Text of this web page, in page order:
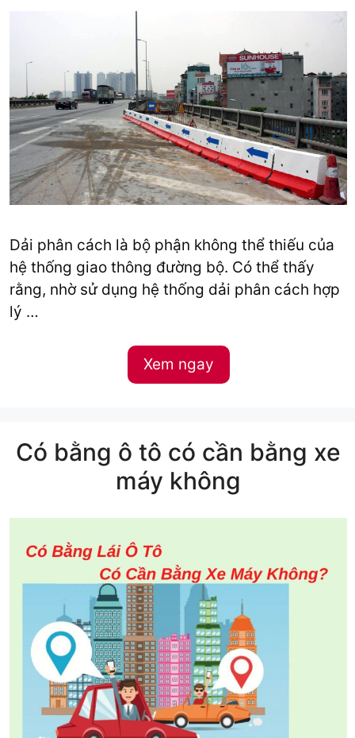
Dải phân cách là bộ phận không thể thiếu của
hệ thống giao thông đường bộ. Có thể thấy
rằng, nhờ sử dụng hệ thống dải phân cách hợp
lý …
Xem ngay
Có bằng ô tô có cần bằng xe
máy không